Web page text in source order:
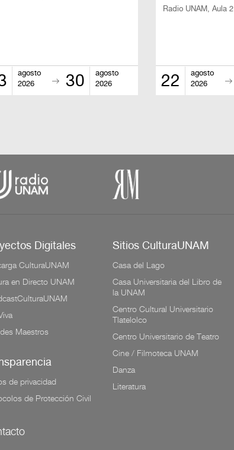
agosto
2026
30
agosto
2026
Radio UNAM, Aula 2
22
agosto
2026
Digitales
CulturaUNAM
en Directo UNAM
Maestros
de privacidad
de Protección Civil
Sitios CulturaUNAM
Casa del Lago
Casa Universitaria del Libro de
la UNAM
Centro Cultural Universitario
Tlatelolco
Centro Universitario de Teatro
Cine / Filmoteca UNAM
Danza
Literatura